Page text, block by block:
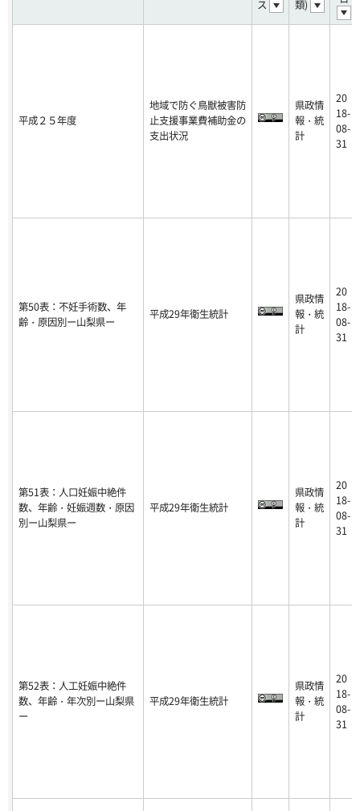
ス 類)
平成２５年度
地域で防ぐ鳥獣被害防
止支援事業費補助金の
支出状況
県政情
報・統
計
20
18-
08-
31
第50表：不妊手術数、年
齢・原因別ー山梨県ー
平成29年衛生統計
県政情
報・統
計
20
18-
08-
31
第51表：人口妊娠中絶件
数、年齢・妊娠週数・原因
別ー山梨県ー
平成29年衛生統計
県政情
報・統
計
20
18-
08-
31
第52表：人工妊娠中絶件
数、年齢・年次別ー山梨県
ー
平成29年衛生統計
県政情
報・統
計
20
18-
08-
31